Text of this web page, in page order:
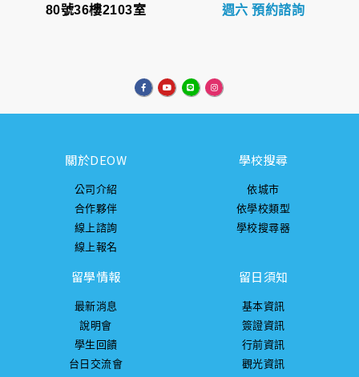
80號36樓2103室
週六 預約諮詢
關於DEOW
公司介紹
合作夥伴
線上諮詢
線上報名
學校搜尋
依城市
依學校類型
學校搜尋器
留學情報
最新消息
說明會
學生回饋
台日交流會
留日須知
基本資訊
簽證資訊
行前資訊
觀光資訊